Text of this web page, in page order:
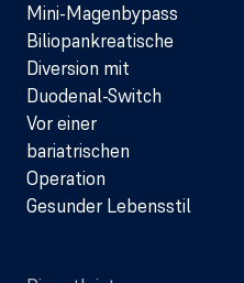
Mini-Magenbypass
Biliopankreatische
Diversion mit
Duodenal-Switch
Vor einer
bariatrischen
Operation
Gesunder Lebensstil